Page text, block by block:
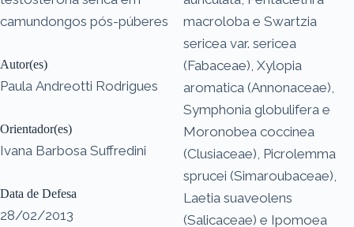
camundongos pós-púberes
Autor(es)
Paula Andreotti Rodrigues
Orientador(es)
Ivana Barbosa Suffredini
Data de Defesa
28/02/2013
macroloba e Swartzia
sericea var. sericea
(Fabaceae), Xylopia
aromatica (Annonaceae),
Symphonia globulifera e
Moronobea coccinea
(Clusiaceae), Picrolemma
sprucei (Simaroubaceae),
Laetia suaveolens
(Salicaceae) e Ipomoea